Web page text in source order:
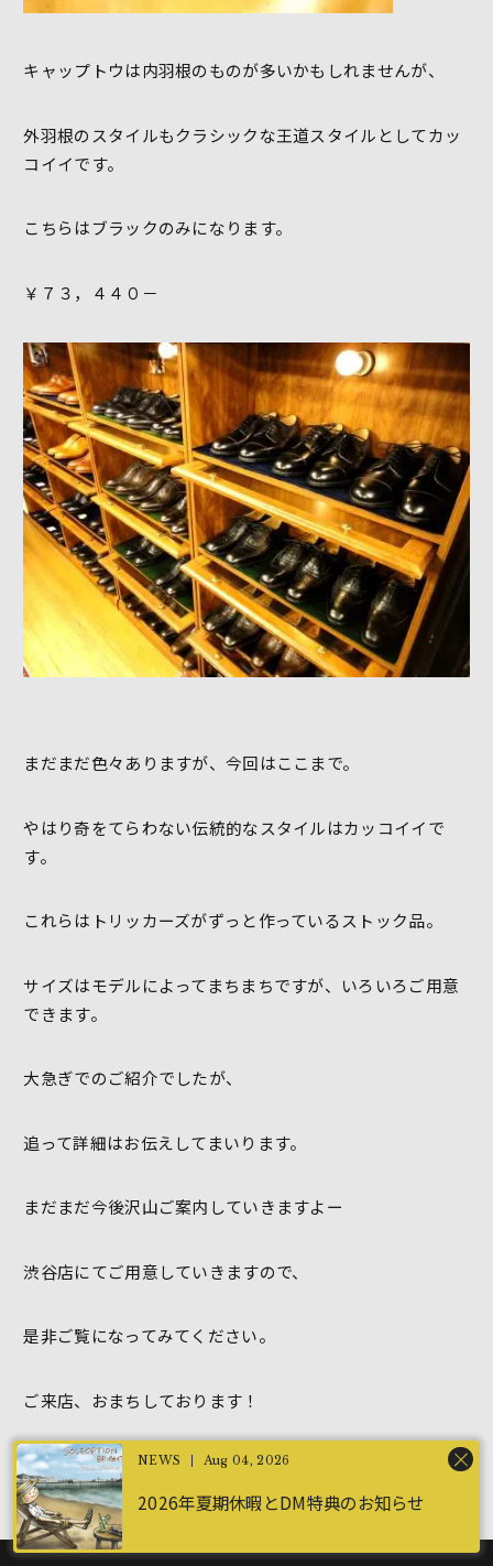
Aug 04, 2026
2026年夏期休暇とDM特典のお知らせ
キャップトウは内羽根のものが多いかもしれませんが、
外羽根のスタイルもクラシックな王道スタイルとしてカッ
コイイです。
こちらはブラックのみになります。
￥７３，４４０－
まだまだ色々ありますが、今回はここまで。
やはり奇をてらわない伝統的なスタイルはカッコイイで
す。
これらはトリッカーズがずっと作っているストック品。
サイズはモデルによってまちまちですが、いろいろご用意
できます。
大急ぎでのご紹介でしたが、
追って詳細はお伝えしてまいります。
まだまだ今後沢山ご案内していきますよー
渋谷店にてご用意していきますので、
是非ご覧になってみてください。
ご来店、おまちしております！
渋谷店花田